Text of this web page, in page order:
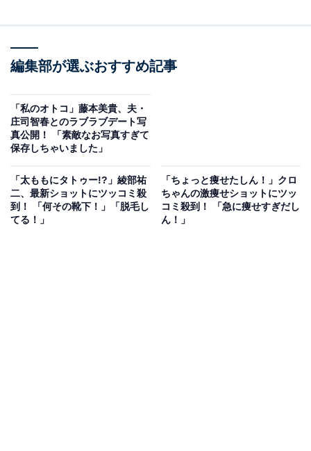
編集部が選ぶおすすめ記事
「私のオトコ」藤本美貴、夫・
庄司智春とのラブラブデート写
真公開！ 「素敵なお写真すぎて
保存しちゃいました」
「太ももにタトゥー!?」綾部祐
二、最新ショットにツッコミ殺
到！ 「何その靴下！」「脱毛し
てる！」
「ちょっと痩せたしん！」クロ
ちゃんの激痩せショットにツッ
コミ殺到！ 「急に痩せすぎだし
ん！」